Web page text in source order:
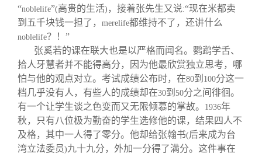
“noblelife”(高贵的生活) ，接着张先生又说:“现在米都卖
到五千块钱一担了， merelife都维持不了，还讲什么
noblelife？！”
张奚若的课在联大也是以严格而闻名。鹦鹉学舌、
拾人牙慧者并不能得高分，因为他最欣赏独立思考，哪
怕与他的观点对立。考试成绩公布时，在80到 100分这一
档几乎没有人，有些人的成绩却在30到 50分之间徘徊。
有一个让学生谈之色变而又无限倾慕的掌故。
1936年
秋，只有八位极为勤奋的学生选修他的课，结果四人不
及格，其中一人得了零分。他却给张翰书(后来成为台
湾立法委员)九十九分，外加一分得了满分。这件事在